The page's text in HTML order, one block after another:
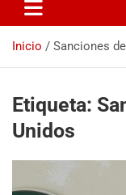
Inicio Sanciones
Etiqueta:
Unidos